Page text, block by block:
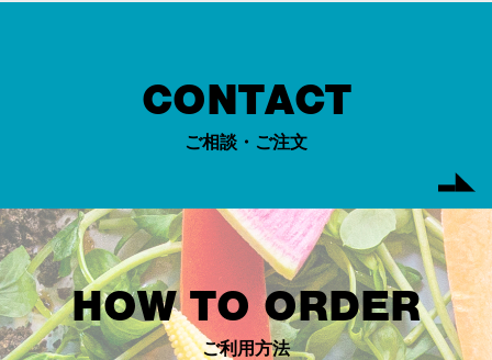
CONTACT
ご相談・ご注文
HOW TO ORDER
ご利用方法